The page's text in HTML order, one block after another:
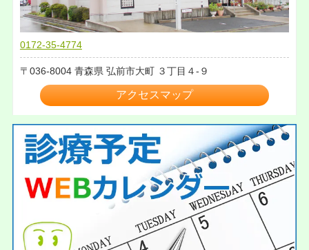
0172-35-4774
036-8004 青森県 弘前市大町 ３丁目４-９
アクセスマップ